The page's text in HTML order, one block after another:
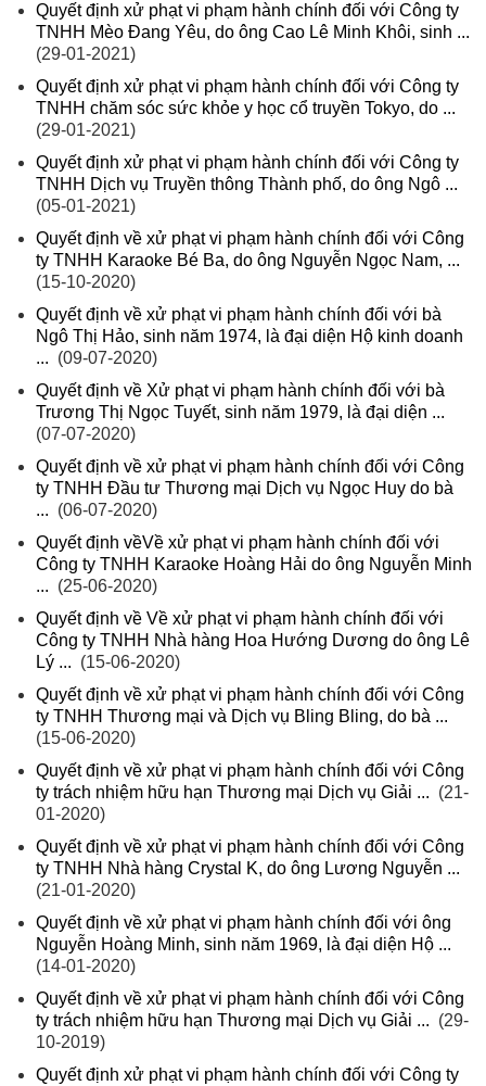
Quyết định xử phạt vi phạm hành chính đối với Công ty
TNHH Mèo Đang Yêu, do ông Cao Lê Minh Khôi, sinh ...
(29-01-2021)
Quyết định xử phạt vi phạm hành chính đối với Công ty
TNHH chăm sóc sức khỏe y học cổ truyền Tokyo, do ...
(29-01-2021)
Quyết định xử phạt vi phạm hành chính đối với Công ty
TNHH Dịch vụ Truyền thông Thành phố, do ông Ngô ...
(05-01-2021)
Quyết định về xử phạt vi phạm hành chính đối với Công
ty TNHH Karaoke Bé Ba, do ông Nguyễn Ngọc Nam, ...
(15-10-2020)
Quyết định về xử phạt vi phạm hành chính đối với bà
Ngô Thị Hảo, sinh năm 1974, là đại diện Hộ kinh doanh
... (09-07-2020)
Quyết định về Xử phạt vi phạm hành chính đối với bà
Trương Thị Ngọc Tuyết, sinh năm 1979, là đại diện ...
(07-07-2020)
Quyết định về xử phạt vi phạm hành chính đối với Công
ty TNHH Đầu tư Thương mại Dịch vụ Ngọc Huy do bà
... (06-07-2020)
Quyết định vềVề xử phạt vi phạm hành chính đối với
Công ty TNHH Karaoke Hoàng Hải do ông Nguyễn Minh
... (25-06-2020)
Quyết định về Về xử phạt vi phạm hành chính đối với
Công ty TNHH Nhà hàng Hoa Hướng Dương do ông Lê
Lý ... (15-06-2020)
Quyết định về xử phạt vi phạm hành chính đối với Công
ty TNHH Thương mại và Dịch vụ Bling Bling, do bà ...
(15-06-2020)
Quyết định về xử phạt vi phạm hành chính đối với Công
ty trách nhiệm hữu hạn Thương mại Dịch vụ Giải ... (21-
01-2020)
Quyết định về xử phạt vi phạm hành chính đối với Công
ty TNHH Nhà hàng Crystal K, do ông Lương Nguyễn ...
(21-01-2020)
Quyết định về xử phạt vi phạm hành chính đối với ông
Nguyễn Hoàng Minh, sinh năm 1969, là đại diện Hộ ...
(14-01-2020)
Quyết định về xử phạt vi phạm hành chính đối với Công
ty trách nhiệm hữu hạn Thương mại Dịch vụ Giải ... (29-
10-2019)
Quyết định xử phạt vi phạm hành chính đối với Công ty